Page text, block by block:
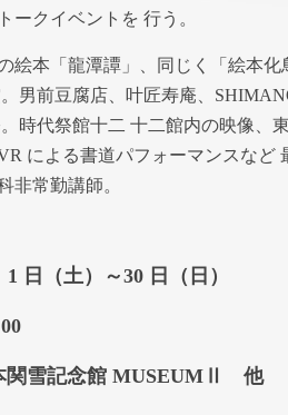
ークイベントを 行う。
絵本「龍潭譚」、同じく「絵本化
男前豆腐店、叶匠寿庵、
時代祭館十二 十二館内の映像、
による書道パフォーマンスなど
非常勤講師。
日（土）～30 日（日）
関雪記念館 MUSEUMⅡ 他